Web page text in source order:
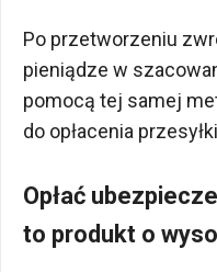
Po przetworzeniu
pieniądze w
pomocą tej samej
do opłacenia
Opłać
to produkt o